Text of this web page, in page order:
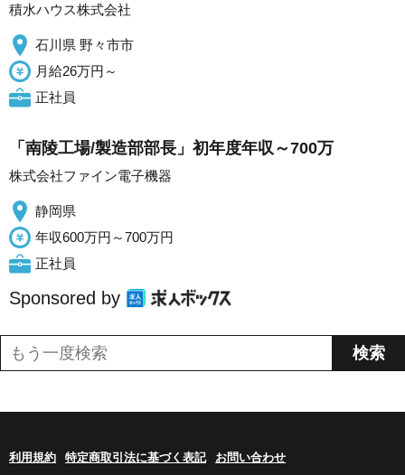
積水ハウス株式会社
石川県 野々市市
月給26万円～
正社員
「南陵工場/製造部部長」初年度年収～700万
株式会社ファイン電子機器
静岡県
年収600万円～700万円
正社員
Sponsored by
利用規約 特定商取引法に基づく表記 お問い合わせ